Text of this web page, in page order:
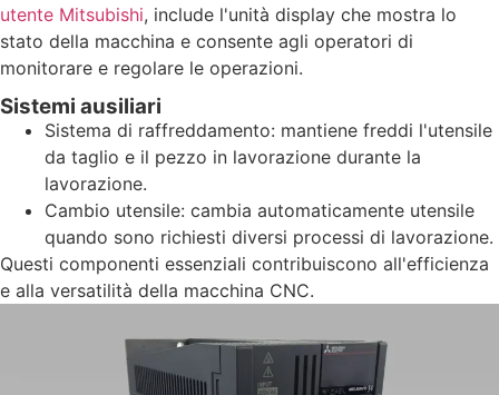
utente Mitsubishi, include l'unità display che mostra lo
stato della macchina e consente agli operatori di
monitorare e regolare le operazioni.
Sistemi ausiliari
Sistema di raffreddamento: mantiene freddi l'utensile
da taglio e il pezzo in lavorazione durante la
lavorazione.
Cambio utensile: cambia automaticamente utensile
quando sono richiesti diversi processi di lavorazione.
Questi componenti essenziali contribuiscono all'efficienza
e alla versatilità della macchina CNC.